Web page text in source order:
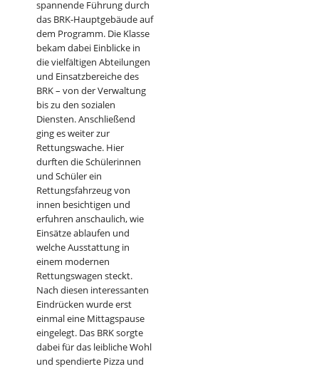
spannende Führung durch
das BRK-Hauptgebäude auf
dem Programm. Die Klasse
bekam dabei Einblicke in
die vielfältigen Abteilungen
und Einsatzbereiche des
BRK – von der Verwaltung
bis zu den sozialen
Diensten. Anschließend
ging es weiter zur
Rettungswache. Hier
durften die Schülerinnen
und Schüler ein
Rettungsfahrzeug von
innen besichtigen und
erfuhren anschaulich, wie
Einsätze ablaufen und
welche Ausstattung in
einem modernen
Rettungswagen steckt.
Nach diesen interessanten
Eindrücken wurde erst
einmal eine Mittagspause
eingelegt. Das BRK sorgte
dabei für das leibliche Wohl
und spendierte Pizza und